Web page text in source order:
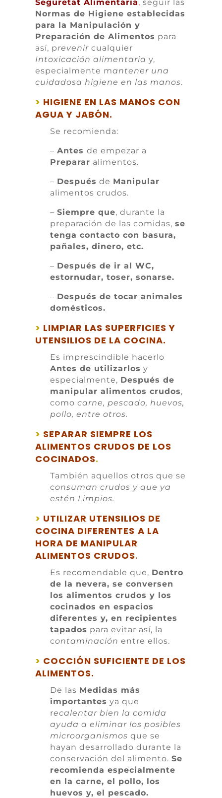
Seguretat Alimentària, seguir las
Normas de Higiene establecidas
para la Manipulación y
Preparación de Alimentos para
así, prevenircualquier
Intoxicación alimentaria y,
especialmente mantener una
cuidadosa higiene en las manos.
> HIGIENE EN LAS MANOS CON
AGUA Y JABÓN.
Se recomienda:
– Antes de empezar a
Preparar alimentos.
– Después de Manipular
alimentos crudos.
– Siempre que, durante la
preparación de las comidas, se
tenga contacto con basura,
pañales, dinero, etc.
– Después de ir al WC,
estornudar, toser, sonarse.
– Después de tocar animales
domésticos.
> LIMPIAR LAS SUPERFICIES Y
UTENSILIOS DE LA COCINA.
Es imprescindible hacerlo
Antes de utilizarlos y
especialmente, Después de
manipular alimentos crudos,
como carne, pescado, huevos,
pollo, entre otros.
> SEPARAR SIEMPRE LOS
ALIMENTOS CRUDOS DE LOS
COCINADOS.
También aquellos otros que se
consuman crudos y que ya
estén Limpios.
> UTILIZAR UTENSILIOS DE
COCINA DIFERENTES A LA
HORA DE MANIPULAR
ALIMENTOS CRUDOS.
Es recomendable que, Dentro
de la nevera, se conversen
los alimentos crudos y los
cocinados en espacios
diferentes y, en recipientes
tapados para evitar así, la
contaminación entre ellos.
> COCCIÓN SUFICIENTE DE LOS
ALIMENTOS.
De las Medidas más
importantes ya que
recalentar bien la comida
ayuda a eliminar los posibles
microorganismos que se
hayan desarrollado durante la
conservación del alimento. Se
recomienda especialmente
en la carne, el pollo, los
huevos y, el pescado.